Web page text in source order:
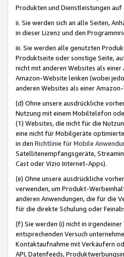
Produkten und Dienstleistungen
ii. Sie werden sich an alle Seiten,
in dieser Lizenz und den
iii. Sie werden alle genutzten
Produktseite oder sonstige Seite,
nicht mit anderen Websites als
Amazon-Website lenken (wobei
anderen Websites als einer
(d) Ohne unsere ausdrückliche
Nutzung mit einem Mobiltelefon
(1) Websites, die nicht für die
eine nicht für Mobilgeräte
in den Richtlinie für Mobile
Satellitenempfangsgeräte,
Cast oder Vizio Internet-Apps).
(e) Ohne unsere ausdrückliche
verwenden, um Produkt-
anderen Anwendungen, die für die
für die direkte Schulung oder
(f) Sie werden (i) nicht in
entsprechenden Versuch
Kontaktaufnahme mit Verkäufern
API, Datenfeeds,